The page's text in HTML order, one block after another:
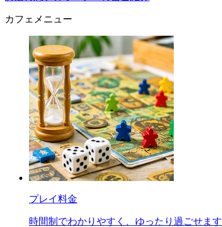
カフェメニュー
プレイ料金
時間制でわかりやすく、ゆったり過ごせます